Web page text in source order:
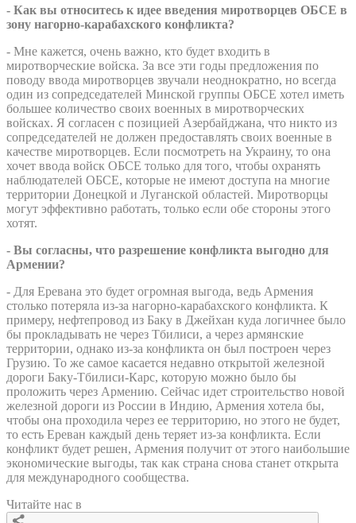
- Как вы относитесь к идее введения миротворцев ОБСЕ в
зону нагорно-карабахского конфликта?
- Мне кажется, очень важно, кто будет входить в
миротворческие войска. За все эти годы предложения по
поводу ввода миротворцев звучали неоднократно, но всегда
один из сопредседателей Минской группы ОБСЕ хотел иметь
большее количество своих военных в миротворческих
войсках. Я согласен с позицией Азербайджана, что никто из
сопредседателей не должен предоставлять своих военные в
качестве миротворцев. Если посмотреть на Украину, то она
хочет ввода войск ОБСЕ только для того, чтобы охранять
наблюдателей ОБСЕ, которые не имеют доступа на многие
территории Донецкой и Луганской областей. Миротворцы
могут эффективно работать, только если обе стороны этого
хотят.
- Вы согласны, что разрешение конфликта выгодно для
Армении?
- Для Еревана это будет огромная выгода, ведь Армения
столько потеряла из-за нагорно-карабахского конфликта. К
примеру, нефтепровод из Баку в Джейхан куда логичнее было
бы прокладывать не через Тбилиси, а через армянские
территории, однако из-за конфликта он был построен через
Грузию. То же самое касается недавно открытой железной
дороги Баку-Тбилиси-Карс, которую можно было бы
проложить через Армению. Сейчас идет строительство новой
железной дороги из России в Индию, Армения хотела бы,
чтобы она проходила через ее территорию, но этого не будет,
то есть Ереван каждый день теряет из-за конфликта. Если
конфликт будет решен, Армения получит от этого наибольшие
экономические выгоды, так как страна снова станет открыта
для международного сообщества.
Читайте нас в